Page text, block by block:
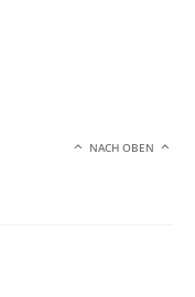
NACH OBEN